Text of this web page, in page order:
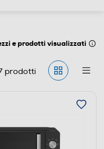
e prodotti visualizzati
prodotti